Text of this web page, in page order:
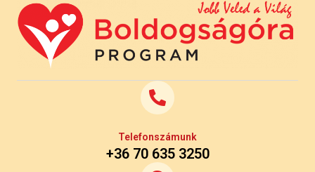
Telefonszámunk
+36 70 635 3250